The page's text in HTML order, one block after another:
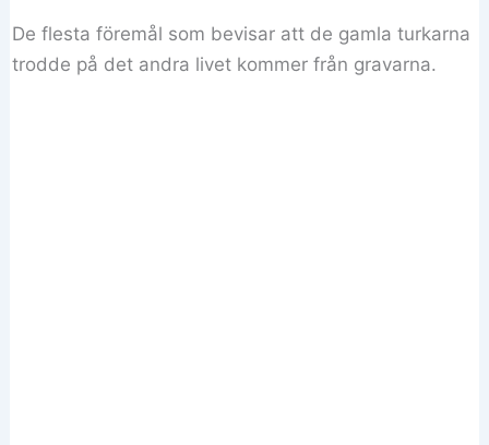
De flesta föremål som bevisar att de gamla turkarna
trodde på det andra livet kommer från gravarna.